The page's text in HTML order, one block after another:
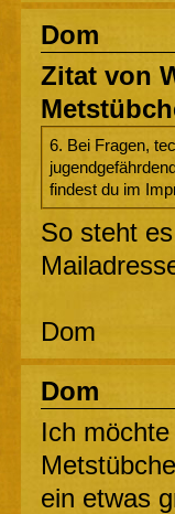
Dom
Zitat von
6. Bei Fragen,
findest du im
So steht
Dom
Dom
Ich
ein etwas